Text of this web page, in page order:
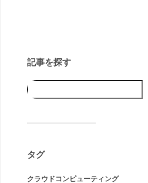
記事を探す
タグ
クラウドコンピューティング